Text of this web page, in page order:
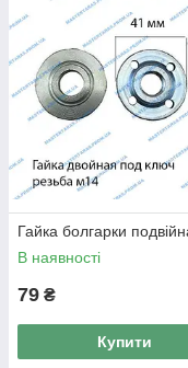
Гайка болгарки
В наявності
79 ₴
Купити